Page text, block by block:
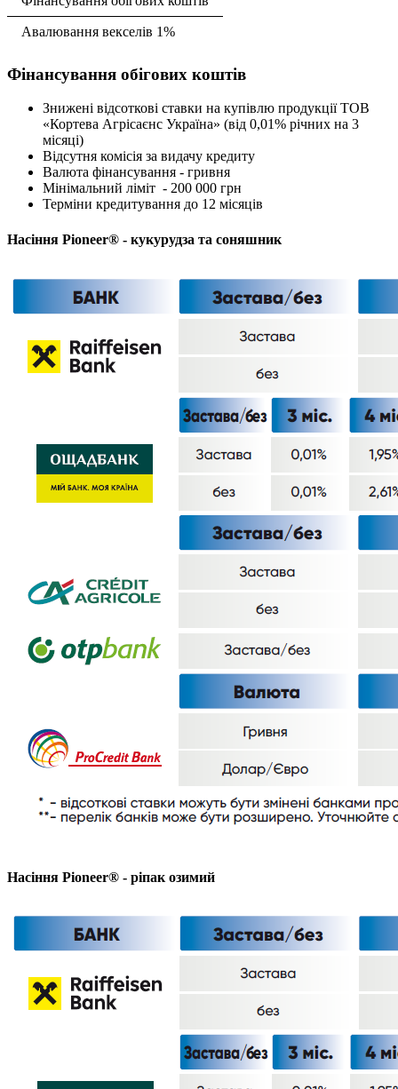
Авалювання векселів 1%
Фінансування обігових коштів
Знижені відсоткові ставки на купівлю продукції ТОВ
«Кортева Агрісаєнс Україна» (від 0,01% річних на 3
місяці)
Відсутня комісія за видачу кредиту
Валюта фінансування - гривня
Мінімальний ліміт - 200 000 грн
Терміни кредитування до 12 місяців
Насіння Pioneer® - кукурудза та соняшник
Насіння Pioneer® - ріпак озимий